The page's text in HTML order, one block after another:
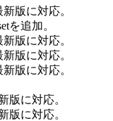
版に対応。
を追加。
版に対応。
版に対応。
版に対応。
版に対応。
版に対応。